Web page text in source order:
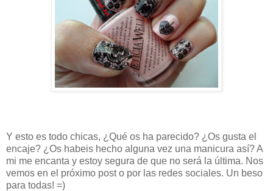
Y esto es todo chicas, ¿Qué os ha parecido? ¿Os gusta el
encaje? ¿Os habeis hecho alguna vez una manicura así? A
mi me encanta y estoy segura de que no será la última. Nos
vemos en el próximo post o por las redes sociales. Un beso
para todas! =)